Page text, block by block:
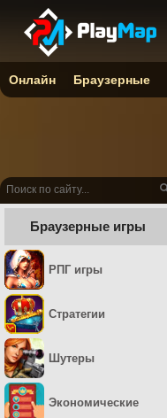
Браузерные игры
РПГ игры
Стратегии
Шутеры
Экономические
Онлайн Браузерные